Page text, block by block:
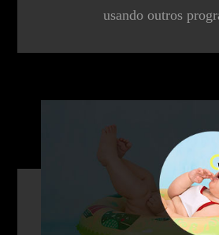
usando outros